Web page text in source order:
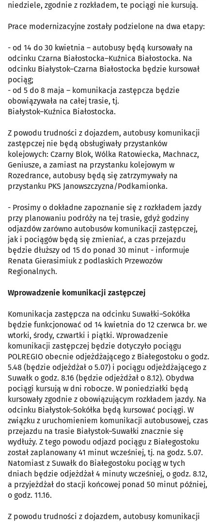
niedziele, zgodnie z rozkładem, te pociągi nie kursują.
Prace modernizacyjne zostały podzielone na dwa etapy:
- od 14 do 30 kwietnia – autobusy będą kursowały na
odcinku Czarna Białostocka–Kuźnica Białostocka. Na
odcinku Białystok–Czarna Białostocka będzie kursował
pociąg;
- od 5 do 8 maja – komunikacja zastępcza będzie
obowiązywała na całej trasie, tj.
Białystok–Kuźnica Białostocka.
Z powodu trudności z dojazdem, autobusy komunikacji
zastępczej nie będą obsługiwały przystanków
kolejowych: Czarny Blok, Wólka Ratowiecka, Machnacz,
Geniusze, a zamiast na przystanku kolejowym w
Rozedrance, autobusy będą się zatrzymywały na
przystanku PKS Janowszczyzna/Podkamionka.
- Prosimy o dokładne zapoznanie się z rozkładem jazdy
przy planowaniu podróży na tej trasie, gdyż godziny
odjazdów zarówno autobusów komunikacji zastępczej,
jak i pociągów będą się zmieniać, a czas przejazdu
będzie dłuższy od 15 do ponad 30 minut - informuje
Renata Gierasimiuk z podlaskich Przewozów
Regionalnych.
Wprowadzenie komunikacji zastępczej
Komunikacja zastępcza na odcinku Suwałki–Sokółka
będzie funkcjonować od 14 kwietnia do 12 czerwca br. we
wtorki, środy, czwartki i piątki. Wprowadzenie
komunikacji zastępczej będzie dotyczyło pociągu
POLREGIO obecnie odjeżdżającego z Białegostoku o godz.
5.48 (będzie odjeżdżał o 5.07) i pociągu odjeżdżającego z
Suwałk o godz. 8.16 (będzie odjeżdżał o 8.12). Obydwa
pociągi kursują w dni robocze. W poniedziałki będą
kursowały zgodnie z obowiązującym rozkładem jazdy. Na
odcinku Białystok–Sokółka będą kursować pociągi. W
związku z uruchomieniem komunikacji autobusowej, czas
przejazdu na trasie Białystok–Suwałki znacznie się
wydłuży. Z tego powodu odjazd pociągu z Białegostoku
został zaplanowany 41 minut wcześniej, tj. na godz. 5.07.
Natomiast z Suwałk do Białegostoku pociąg w tych
dniach będzie odjeżdżał 4 minuty wcześniej, o godz. 8.12,
a przyjeżdżał do stacji końcowej ponad 50 minut później,
o godz. 11.16.
Z powodu trudności z dojazdem, autobusy komunikacji